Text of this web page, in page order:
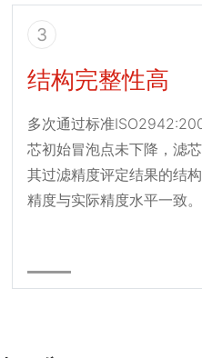
3
结构完整性高
多次通过标准
芯初始冒泡点未下降，滤
其过滤精度评定结果的结
精度与实际精度水平一致。